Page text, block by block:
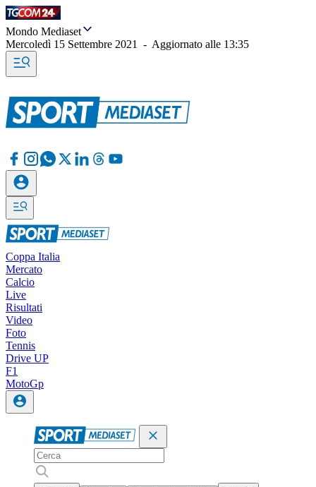
Mondo Mediaset
Mercoledì 15 Settembre 2021
- Aggiornato alle 13:35
Coppa Italia
Mercato
Calcio
Live
Risultati
Video
Foto
Tennis
Drive UP
F1
MotoGp